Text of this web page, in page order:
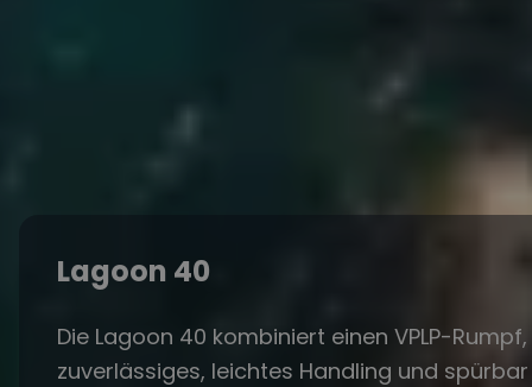
Lagoon 40
Die Lagoon 40 kombiniert einen VPLP-
zuverlässiges, leichtes Handling und